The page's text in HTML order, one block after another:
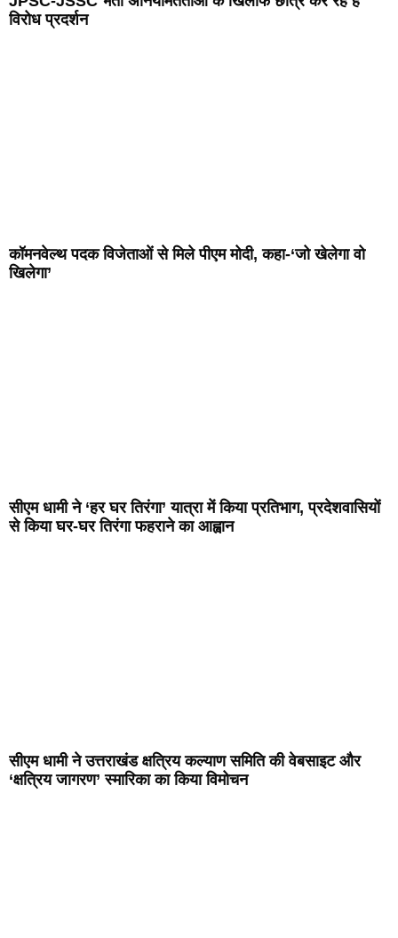
विरोध प्रदर्शन
कॉमनवेल्थ पदक विजेताओं से मिले पीएम मोदी, कहा-‘जो खेलेगा वो
खिलेगा’
सीएम धामी ने ‘हर घर तिरंगा’ यात्रा में किया प्रतिभाग, प्रदेशवासियों
से किया घर-घर तिरंगा फहराने का आह्वान
सीएम धामी ने उत्तराखंड क्षत्रिय कल्याण समिति की वेबसाइट और
‘क्षत्रिय जागरण’ स्मारिका का किया विमोचन